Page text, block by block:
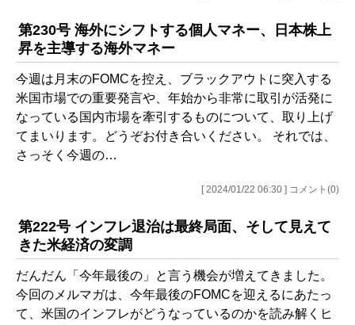
第230号 海外にシフトする個人マネー、日本株上
昇を主導する海外マネー
今週は月末のFOMCを控え、ブラックアウトに突入する
米国市場での重要発言や、年始から非常に取引が活発に
なっている国内市場を牽引するものについて、取り上げ
てまいります。どうぞお付き合いください。 それでは、
さっそく今週の…
[ 2024/01/22 06:30 ] コメント(0)
第222号 インフレ退治は最終局面、そして見えて
きた米経済の変調
だんだん「今年最後の」と言う機会が増えてきました。
今回のメルマガは、今年最後のFOMCを迎えるにあたっ
て、米国のインフレがどうなっているのかを読み解くヒ